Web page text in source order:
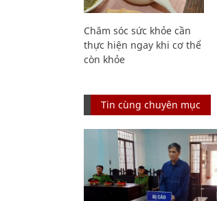
Chăm sóc sức khỏe cần
thực hiện ngay khi cơ thể
còn khỏe
Tin cùng chuyên mục